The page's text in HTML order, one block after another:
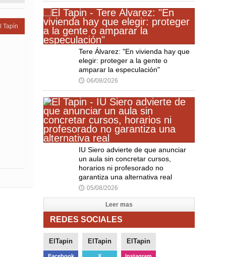
Tapín
Tere Álvarez: "En vivienda hay que
elegir: proteger a la gente o
amparar la especulación"
🕔 06/08/2026
IU Siero advierte de que anunciar
un aula sin concretar cursos,
horarios ni profesorado no
garantiza una alternativa real
🕔 05/08/2026
Leer mas
REDES SOCIALES
ElTapin
Facebook
ElTapin
X
ElTapin
Instagram